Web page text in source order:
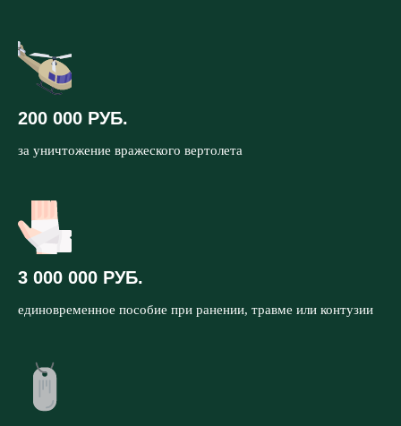
200 000 РУБ.
за уничтожение вражеского вертолета
3 000 000 РУБ.
единовременное пособие при ранении, травме или контузии